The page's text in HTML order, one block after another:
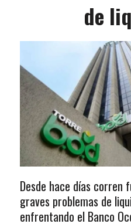
de
Desde hace días corren
graves problemas de
enfrentando el Banco